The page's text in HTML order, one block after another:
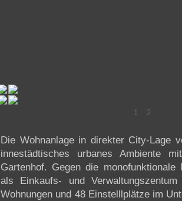
1 2
Die Wohnanlage in direkter City-Lage
innestädtisches urbanes Ambiente
Gartenhof. Gegen die monofunktionale
als Einkaufs- und
Wohnungen und 48 Einstelllplätze im